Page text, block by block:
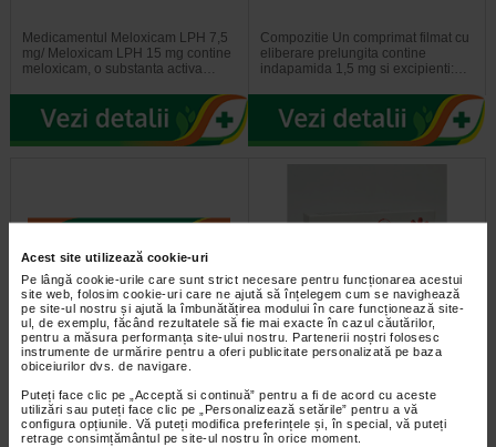
Acest site utilizează cookie-uri
Pe lângă cookie-urile care sunt strict necesare pentru funcționarea acestui
site web, folosim cookie-uri care ne ajută să înțelegem cum se navighează
pe site-ul nostru și ajută la îmbunătățirea modului în care funcționează site-
ul, de exemplu, făcând rezultatele să fie mai exacte în cazul căutărilor,
pentru a măsura performanța site-ului nostru. Partenerii noștri folosesc
instrumente de urmărire pentru a oferi publicitate personalizată pe baza
obiceiurilor dvs. de navigare.
Puteți face clic pe „Acceptă si continuă” pentru a fi de acord cu aceste
utilizări sau puteți face clic pe „Personalizează setările” pentru a vă
configura opțiunile. Vă puteți modifica preferințele și, în special, vă puteți
retrage consimțământul pe site-ul nostru în orice moment.
Medicamentul Meloxicam LPH 7,5
mg/ Meloxicam LPH 15 mg contine
meloxicam, o substanta activa…
Compozitie Un comprimat filmat cu
eliberare prelungita contine
indapamida 1,5 mg si excipienti:…
Trimetazidina, 35 mg, 60
comprimate, Labormed
Trimetazidina este un medicament
este destinat utilizarii la adulti, in
asociere cu alte medicamente…
Atenolol 100 mg, 20
comprimate, Labormed
Compozitie Un comprimat contine
atenolol 100 mg si excipienti:
gelatina, amidon de porumb…